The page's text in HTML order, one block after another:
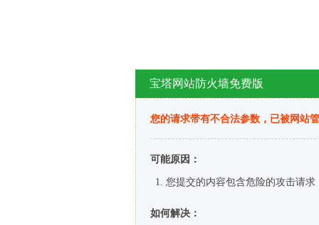
宝塔网站防火墙免费版
您的请求带有不合法参数，已被网站
可能原因：
您提交的内容包含危险的攻击请求
如何解决：